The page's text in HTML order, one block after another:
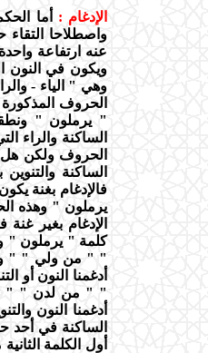
الإدغام :
أما
واصطلاحا
عنه ارتفاعة
ويكون في النون
وهي " الياء -
الحروف
" يرملون "
الساكنة والراء
الحروف ولكن هل
الساكنة
فالإدغام بغنة
يرملون " وهذه
الإدغام بغير
كلمة " يرملون "
" " من ولي " "
أدغمنا النون أو
" " من لدن " "
أدغمنا النون
الساكنة في أحد
أول الكلمة